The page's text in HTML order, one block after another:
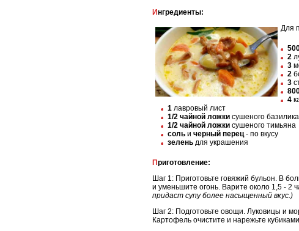
Ингредиенты:
Для
2
3
2
3
4
1 лавровый лист
1/2 чайной ложки сушеного базилика
1/2 чайной ложки сушеного тимьяна
соль и черный перец- по вкусу
зелень для украшения
Приготовление:
Шаг 1: Приготовьте говяжий бульон. В
и уменьшите огонь. Варите около 1,5 - 2
придаст супу более насыщенный вкус.)
Шаг 2: Подготовьте овощи. Луковицы и
Картофель очистите и нарежьте